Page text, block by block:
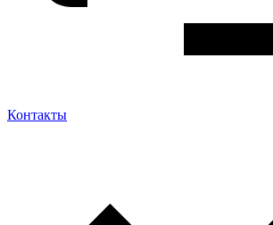
Контакты